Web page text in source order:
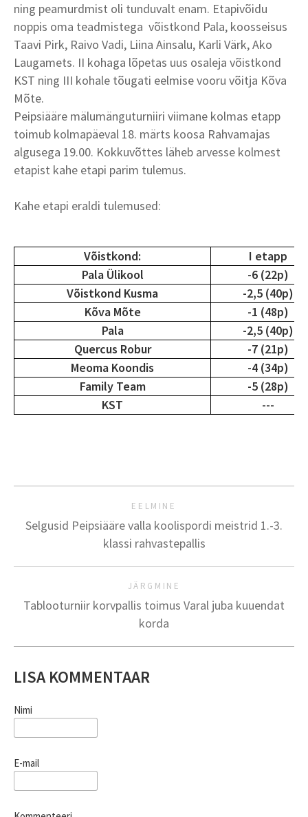
ning peamurdmist oli tunduvalt enam. Etapivõidu
noppis oma teadmistega võistkond Pala, koosseisus
Taavi Pirk, Raivo Vadi, Liina Ainsalu, Karli Värk, Ako
Laugamets. II kohaga lõpetas uus osaleja võistkond
KST ning III kohale tõugati eelmise vooru võitja Kõva
Mõte.
Peipsiääre mälumänguturniiri viimane kolmas etapp
toimub kolmapäeval 18. märts koosa Rahvamajas
algusega 19.00. Kokkuvõttes läheb arvesse kolmest
etapist kahe etapi parim tulemus.
Kahe etapi eraldi tulemused:
Võistkond:
I etapp
Pala Ülikool
-6 (22p)
Võistkond Kusma
-2,5 (40p)
Kõva Mõte
-1 (48p)
Pala
-2,5 (40p)
Quercus Robur
-7 (21p)
Meoma Koondis
-4 (34p)
Family Team
-5 (28p)
KST
---
EELMINE
Selgusid Peipsiääre valla koolispordi meistrid 1.-3.
klassi rahvastepallis
JÄRGMINE
Tablooturniir korvpallis toimus Varal juba kuuendat
korda
LISA KOMMENTAAR
Nimi
E-mail